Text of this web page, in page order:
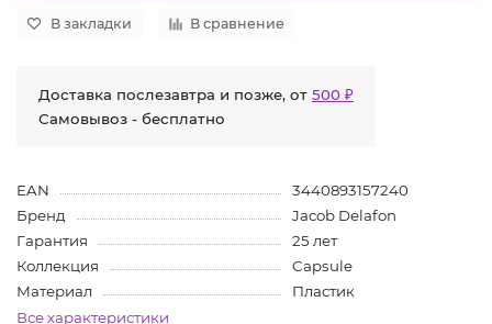
В закладки В сравнение
Доставка послезавтра и позже, от 500 ₽
Самовывоз - бесплатно
EAN
3440893157240
Бренд
Jacob Delafon
Гарантия
25 лет
Коллекция
Capsule
Материал
Пластик
Все характеристики